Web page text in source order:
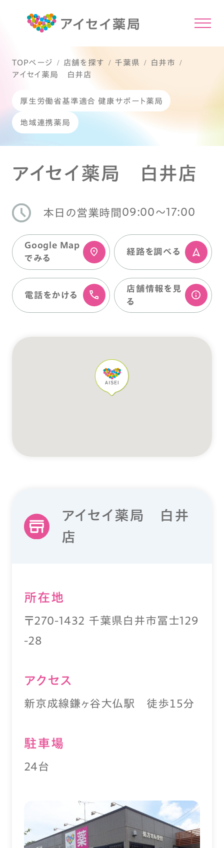
TOPページ 店舗を探す 千葉県
白井市
アイセイ薬局 白井店
厚生労働省基準適合 健康サポート薬局
地域連携薬局
アイセイ薬局 白井店
本日の営業時間 09:00〜17:00
Google Map
でみる
経路を調べる
電話をかける
店舗情報を⾒
る
アイセイ薬局 白井
店
所在地
〒270-1432 千葉県白井市冨士129
-28
アクセス
新京成線鎌ヶ谷大仏駅 徒歩１５分
駐⾞場
24台